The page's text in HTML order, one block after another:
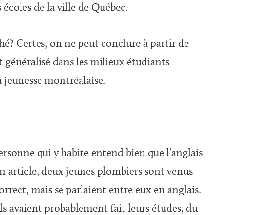
de la ville de Québec.
Certes, on ne peut conclure à partir de
généralisé dans les milieux étudiants
montréalaise.
qui y habite entend bien que l’anglais
article, deux jeunes plombiers sont venus
mais se parlaient entre eux en anglais.
avaient probablement fait leurs études, du